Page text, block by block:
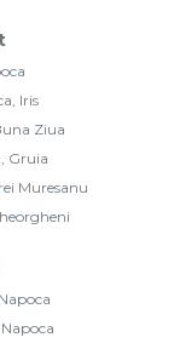
Iris
Ziua
Gruia
Muresanu